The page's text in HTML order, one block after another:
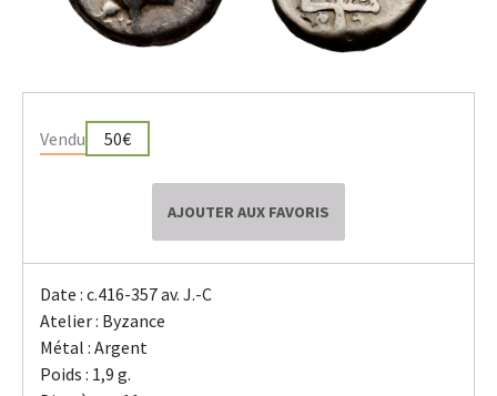
Vendu 50€
AJOUTER AUX FAVORIS
Date : c.416-357 av. J.-C
Atelier : Byzance
Métal : Argent
Poids : 1,9 g.